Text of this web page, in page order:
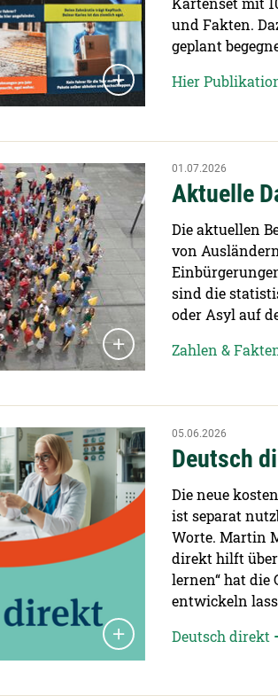
und Fakten.
geplant
Hier
Aktuelle
01.07.2026
Die aktuellen
von
sind die
oder Asyl auf
Zahlen &
Deutsch
05.06.2026
Die neue
ist separat
Worte. Martin
direkt hilft über
lernen“ hat die
entwickeln
Deutsch direkt